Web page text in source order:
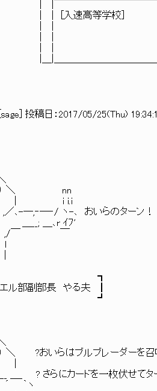
高等学校]
|＿|＿＿＿＿＿＿＿＿＿＿＿
sage ] 投稿日： 2017/05/25(Thu)
） ＼ nn
） | i i.i
ヽ-､ おいらのターン！
＿､r ｲﾌ'
,/￣ ￣
┓
ル部副部長 やる夫 ┃
┛
おいらはブルブレーダーを召
|
らにカードを一枚伏せてター
ヽ